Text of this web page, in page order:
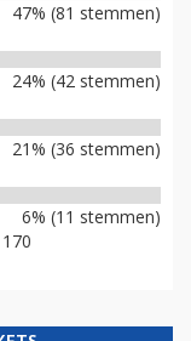
47% (81 stemmen)
24% (42 stemmen)
21% (36 stemmen)
6% (11 stemmen)